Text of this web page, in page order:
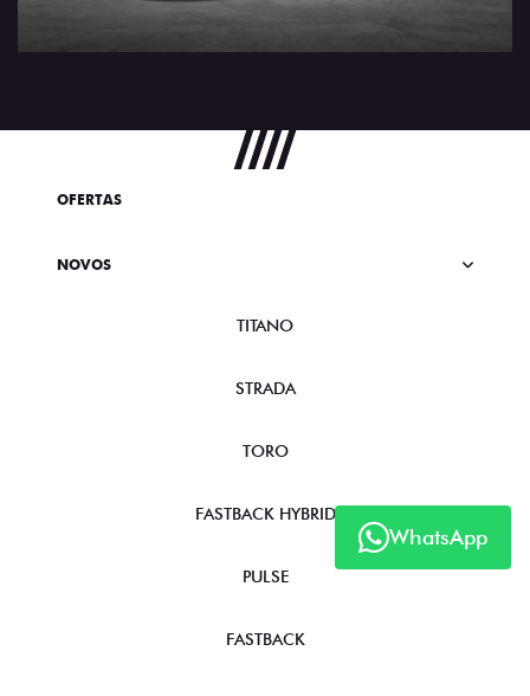
WhatsApp
OFERTAS
NOVOS
TITANO
STRADA
TORO
FASTBACK HYBRID
PULSE
FASTBACK